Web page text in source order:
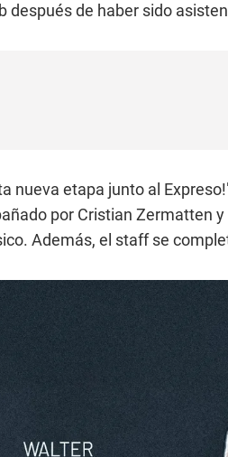
después de haber sido
nueva etapa junto al
por Cristian Zermatten
Además, el staff se